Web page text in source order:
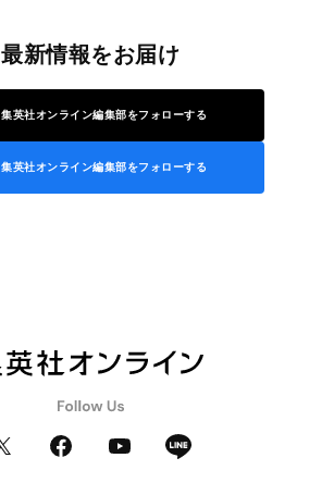
最新情報をお届け
集英社オンライン編集部をフォローする
集英社オンライン編集部をフォローする